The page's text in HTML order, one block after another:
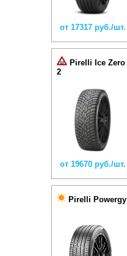
от 17317 руб./шт.
Pirelli Ice Zero
2
от 19670 руб./шт.
Pirelli Powergy